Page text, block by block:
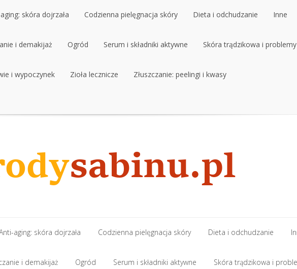
skóra dojrzała
skóra dojrzała
Codzienna pielęgnacja skóry
Codzienna pielęgnacja skóry
Dieta i odchudzanie
Dieta i odchudzanie
Inne
Inne
i demakijaż
i demakijaż
Ogród
Ogród
Serum i składniki aktywne
Serum i składniki aktywne
Skóra trądzikowa i problemy
Skóra trądzikowa i problemy
i wypoczynek Zioła lecznicze Złuszczanie: peelingi i kwasy
aging: skóra dojrzała
aging: skóra dojrzała
Codzienna pielęgnacja skóry
Codzienna pielęgnacja skóry
Dieta i odchudzanie
Dieta i odchudzanie
i demakijaż Ogród Serum i składniki aktywne Skóra trądzikowa i